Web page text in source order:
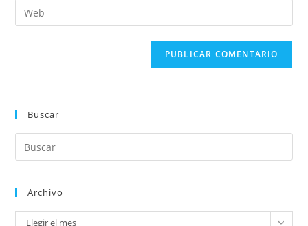
Buscar
Archivo
Elegir el mes